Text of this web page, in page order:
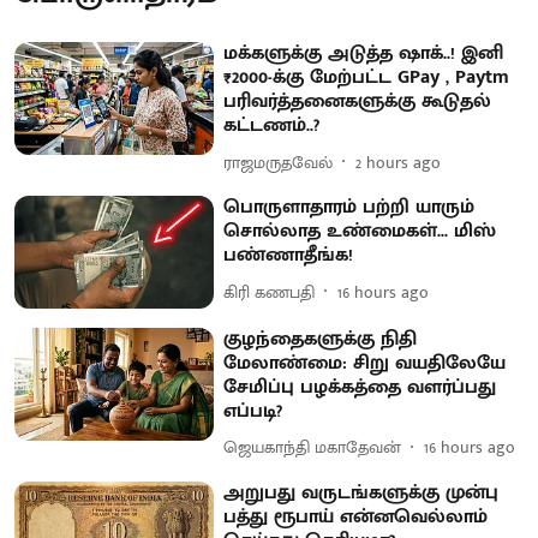
மக்களுக்கு அடுத்த ஷாக்..! இனி
₹2000-க்கு மேற்பட்ட GPay , Paytm
பரிவர்த்தனைகளுக்கு கூடுதல்
கட்டணம்..?
ராஜமருதவேல் 2 hours ago
பொருளாதாரம் பற்றி யாரும்
சொல்லாத உண்மைகள்... மிஸ்
பண்ணாதீங்க!
கிரி கணபதி 16 hours ago
குழந்தைகளுக்கு நிதி
மேலாண்மை: சிறு வயதிலேயே
சேமிப்பு பழக்கத்தை வளர்ப்பது
எப்படி?
ஜெயகாந்தி மகாதேவன் 16 hours ago
அறுபது வருடங்களுக்கு முன்பு
பத்து ரூபாய் என்னவெல்லாம்